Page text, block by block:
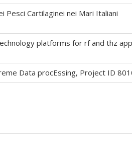
Pesci Cartilaginei nei Mari Italiani
platforms for rf and thz
Data procEssing, Project ID